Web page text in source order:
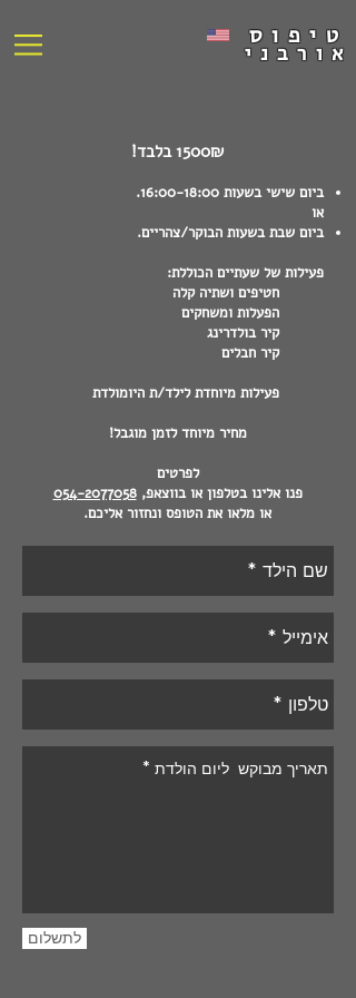
טיפוס
אורבני
1500₪ בלבד!
ביום שישי בשעות 16:00-18:00.
או
ביום שבת בשעות הבוקר/צהריים.
פעילות של שעתיים הכוללת:
חטיפים ושתיה קלה
הפעלות ומשחקים
קיר בולדרינג
קיר חבלים
פעילות מיוחדת לילד/ת היומולדת
מחיר מיוחד לזמן מוגבל!
לפרטים
פנו אלינו בטלפון או בווצאפ,054-2077058
או מלאו את הטופס ונחזור אליכם.
לתשלום